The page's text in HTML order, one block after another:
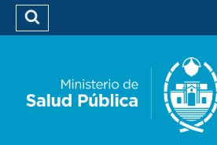
Biblioteca
Buscar